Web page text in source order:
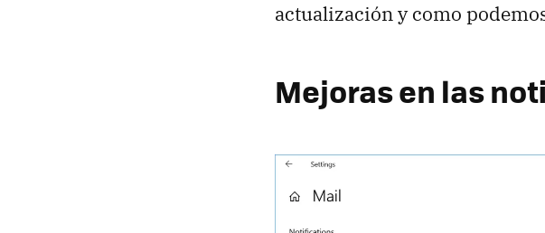
actualización y como
Mejoras en las